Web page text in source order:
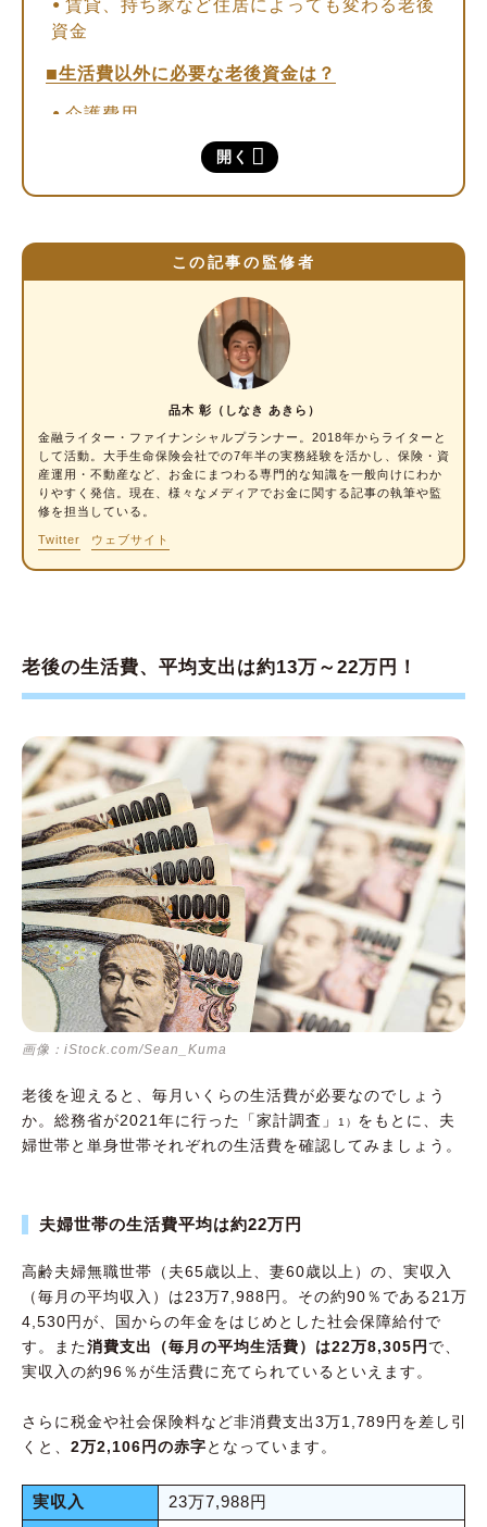
開く
賃貸、持ち家など住居によっても変わる老後
資金
生活費以外に必要な老後資金は？
介護費用
住環境の整備費用
支出に対して、収入はどうなる？
「2,000万円問題」は収入と支出の差から来て
年金のしくみを改めて確認しよう
自分が将来受給できる公的年金額は調べられ
老後の収支が赤字になるなら…。老後資金を準
備するには？
退職金は年々減少傾向に
老後資金は貯金だけでなく投資も活用しよう
この記事の監修者
品木 彰（しなき あきら）
金融ライター・ファイナンシャルプランナー
。2018年からライターと
して活動。大手生命保険会社での7年半の実務経験を活かし、保険・資
産運用・不動産など、お金にまつわる専門的な知識を一般向けにわか
りやすく発信。現在、様々なメディアでお金に関する記事の執筆や監
修を担当している。
Twitter ウェブサイト
老後の生活費、平均支出は約13万～22万円！
画像：iStock.com/Sean_Kuma
老後を迎えると、毎月いくらの生活費が必要なのでしょう
か。総務省が2021年に行った「家計調査」
1） をもとに、夫
婦世帯と単身世帯それぞれの生活費を確認してみましょう。
夫婦世帯の生活費平均は約22万円
高齢夫婦無職世帯（夫65歳以上、妻60歳以上）の、実収入
（毎月の平均収入）は23万7,988円。その約90％である21万
4,530円が、国からの年金をはじめとした社会保障給付で
す。また消費支出（毎月の平均生活費）は22万8,305円 で、
実収入の約96％が生活費に充てられているといえます。
さらに税金や社会保険料など非消費支出3万1,789円を差し引
くと、 2万2,106円の赤字となっています。
実収入
23万7,988円